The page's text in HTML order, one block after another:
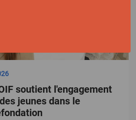
soutient l'engagement
jeunes dans le